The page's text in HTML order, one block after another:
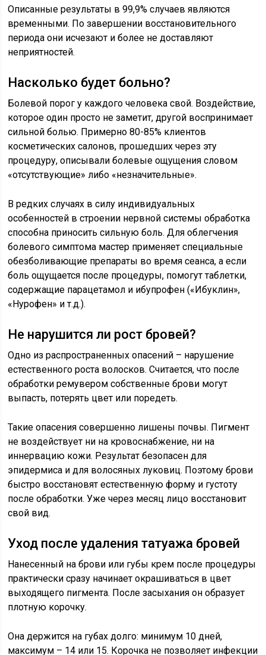
Описанные результаты в 99,9% случаев являются
временными. По завершении восстановительного
периода они исчезают и более не доставляют
неприятностей.
Насколько будет больно?
Болевой порог у каждого человека свой. Воздействие,
которое один просто не заметит, другой воспринимает
сильной болью. Примерно 80-85% клиентов
косметических салонов, прошедших через эту
процедуру, описывали болевые ощущения словом
«отсутствующие» либо «незначительные».
В редких случаях в силу индивидуальных
особенностей в строении нервной системы обработка
способна приносить сильную боль. Для облегчения
болевого симптома мастер применяет специальные
обезболивающие препараты во время сеанса, а если
боль ощущается после процедуры, помогут таблетки,
содержащие парацетамол и ибупрофен («Ибуклин»,
«Нурофен» и т.д.).
Не нарушится ли рост бровей?
Одно из распространенных опасений – нарушение
естественного роста волосков. Считается, что после
обработки ремувером собственные брови могут
выпасть, потерять цвет или поредеть.
Такие опасения совершенно лишены почвы. Пигмент
не воздействует ни на кровоснабжение, ни на
иннервацию кожи. Результат безопасен для
эпидермиса и для волосяных луковиц. Поэтому брови
быстро восстановят естественную форму и густоту
после обработки. Уже через месяц лицо восстановит
свой вид.
Уход после удаления татуажа бровей
Нанесенный на брови или губы крем после процедуры
практически сразу начинает окрашиваться в цвет
выходящего пигмента. После засыхания он образует
плотную корочку.
Она держится на губах долго: минимум 10 дней,
максимум – 14 или 15. Корочка не позволяет инфекции